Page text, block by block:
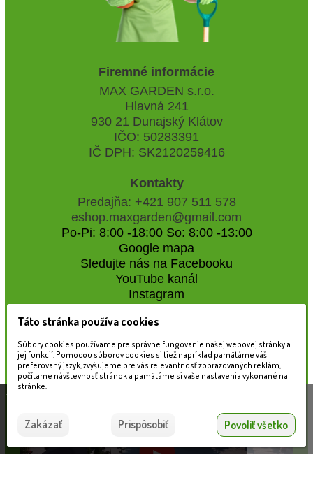
Firemné informácie
MAX GARDEN s.r.o.
Hlavná 241
930 21 Dunajský Klátov
IČO: 50283391
IČ DPH: SK2120259416
Kontakty
Predajňa: +421 907 511 578
eshop.maxgarden@gmail.com
Po-Pi: 8:00 -18:00 So: 8:00 -13:00
Google mapa
Sledujte nás na Facebooku
YouTube kanál
Instagram
Naše záhradné centrum
Táto stránka používa súbory cookies, ktoré nám
pomáhajú poskytovať služby. Používaním našich
služieb vyjadrujete súhlas s používaním súborov
Súhlasím
Táto stránka používa cookies
Súbory cookies používame pre správne fungovanie našej webovej stránky a
jej funkcií. Pomocou súborov cookies si tiež napríklad pamätáme váš
preferovaný jazyk, zvyšujeme pre vás relevantnosť zobrazovaných reklám,
počítame návštevnosť stránok a pamätáme si vaše nastavenia vykonané na
stránke.
Zakázať Prispôsobiť Povoliť všetko